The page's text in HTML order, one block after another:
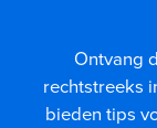
Ontvang
rechtstreeks
bieden tips